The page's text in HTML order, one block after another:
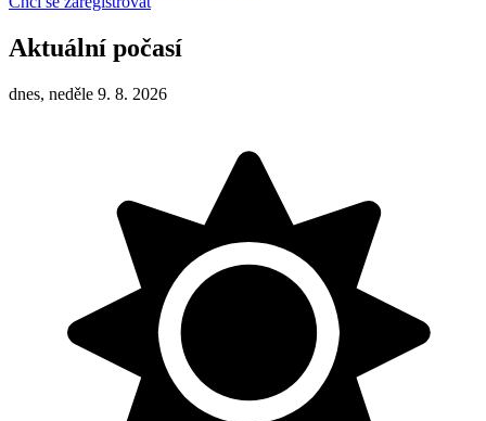
Aktuální počasí
dnes, neděle 9. 8. 2026